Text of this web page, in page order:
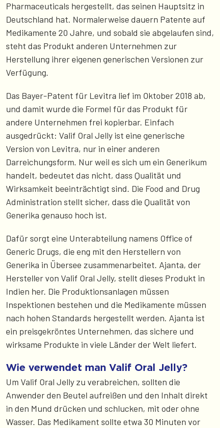
Pharmaceuticals hergestellt, das seinen Hauptsitz in
Deutschland hat. Normalerweise dauern Patente auf
Medikamente 20 Jahre, und sobald sie abgelaufen sind,
steht das Produkt anderen Unternehmen zur
Herstellung ihrer eigenen generischen Versionen zur
Verfügung.
Das Bayer-Patent für Levitra lief im Oktober 2018 ab,
und damit wurde die Formel für das Produkt für
andere Unternehmen frei kopierbar. Einfach
ausgedrückt: Valif Oral Jelly ist eine generische
Version von Levitra, nur in einer anderen
Darreichungsform. Nur weil es sich um ein Generikum
handelt, bedeutet das nicht, dass Qualität und
Wirksamkeit beeinträchtigt sind. Die Food and Drug
Administration stellt sicher, dass die Qualität von
Generika genauso hoch ist.
Dafür sorgt eine Unterabteilung namens Office of
Generic Drugs, die eng mit den Herstellern von
Generika in Übersee zusammenarbeitet. Ajanta, der
Hersteller von Valif Oral Jelly, stellt dieses Produkt in
Indien her. Die Produktionsanlagen müssen
Inspektionen bestehen und die Medikamente müssen
nach hohen Standards hergestellt werden. Ajanta ist
ein preisgekröntes Unternehmen, das sichere und
wirksame Produkte in viele Länder der Welt liefert.
Wie verwendet man Valif Oral Jelly?
Um Valif Oral Jelly zu verabreichen, sollten die
Anwender den Beutel aufreißen und den Inhalt direkt
in den Mund drücken und schlucken, mit oder ohne
Wasser. Das Medikament sollte etwa 30 Minuten vor